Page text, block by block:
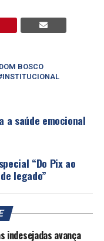
BOSCO
INSTITUCIONAL
a saúde emocional
“Do Pix ao
legado”
indesejadas avança